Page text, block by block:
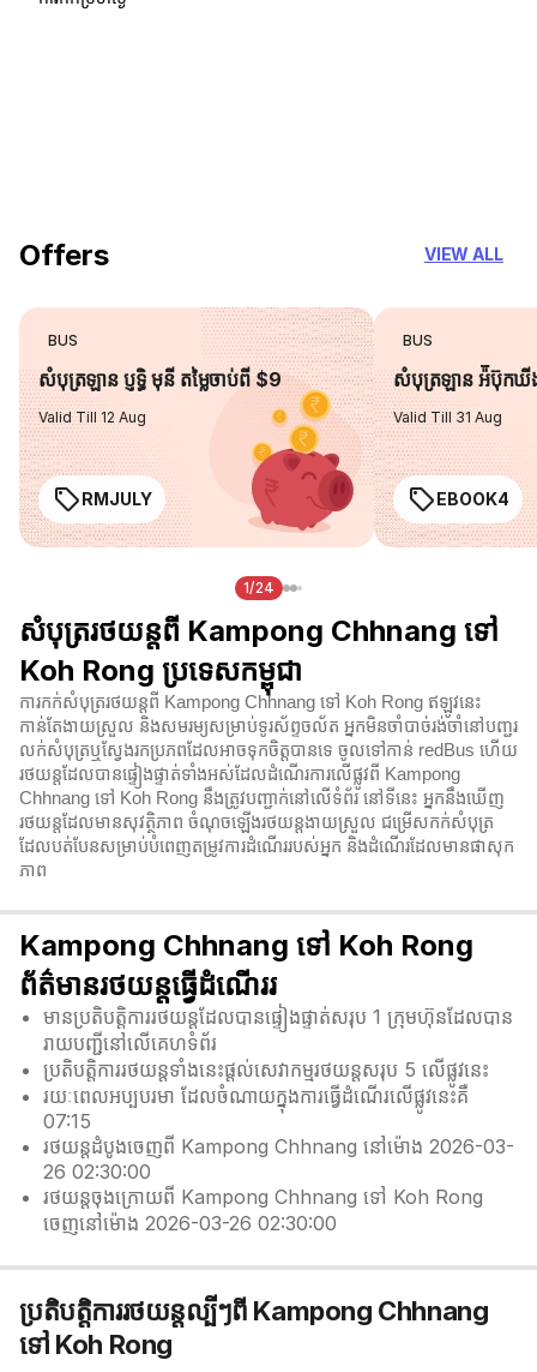
Offers VIEW ALL
BUS
សំបុត្រឡាន ប្ញទ្ធិ មុនី តម្លៃចាប់ពី $9
Valid Till 12 Aug
RMJULY
BUS
សំបុត្រឡាន អ៉ីប៊ុកឃី
Valid Till 31 Aug
EBOOK4
1/24
សំបុត្ររថយន្តពី Kampong Chhnang ទៅ
Koh Rong ប្រទេសកម្ពុជា
ការកក់សំបុត្ររថយន្តពី Kampong Chhnang ទៅ Koh Rong ឥឡូវនេះ
កាន់តែងាយស្រួល និងសមរម្យសម្រាប់ទូរស័ព្ទចល័ត អ្នកមិនចាំបាច់រង់ចាំនៅបញ្ជរ
លក់សំបុត្រឬស្វែងរកប្រភពដែលអាចទុកចិត្តបានទេ ចូលទៅកាន់ redBus ហើយ
រថយន្តដែលបានផ្ទៀងផ្ទាត់ទាំងអស់ដែលដំណើរការលើផ្លូវពី Kampong
Chhnang ទៅ Koh Rong នឹងត្រូវបញ្ជាក់នៅលើទំព័រ នៅទីនេះ អ្នកនឹងឃើញ
រថយន្តដែលមានសុវត្ថិភាព ចំណុចឡើងរថយន្តងាយស្រួល ជម្រើសកក់សំបុត្រ
ដែលបត់បែនសម្រាប់បំពេញតម្រូវការដំណើររបស់អ្នក និងដំណើរដែលមានផាសុក
ភាព
Kampong Chhnang ទៅ Koh Rong
ព័ត៌មានរថយន្តធ្វើដំណើររ
មានប្រតិបត្តិការរថយន្តដែលបានផ្ទៀងផ្ទាត់សរុប 1 ក្រុមហ៊ុនដែលបាន
រាយបញ្ជីនៅលើគេហទំព័រ
ប្រតិបត្តិការរថយន្តទាំងនេះផ្តល់សេវាកម្មរថយន្តសរុប 5 លើផ្លូវនេះ
រយៈពេលអប្បបរមា ដែលចំណាយក្នុងការធ្វើដំណើរលើផ្លូវនេះគឺ
07:15
រថយន្តដំបូងចេញពី Kampong Chhnang នៅម៉ោង 2026-03-
26 02:30:00
រថយន្តចុងក្រោយពី Kampong Chhnang ទៅ Koh Rong
ចេញនៅម៉ោង 2026-03-26 02:30:00
ប្រតិបត្តិការរថយន្តល្បីៗពី Kampong Chhnang
ទៅ Koh Rong